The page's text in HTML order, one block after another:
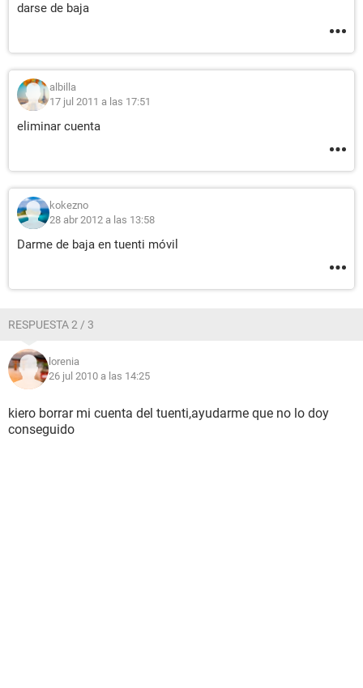
darse de baja
albilla
17 jul 2011 a las 17:51
eliminar cuenta
kokezno
28 abr 2012 a las 13:58
Darme de baja en tuenti móvil
RESPUESTA 2 / 3
lorenia
26 jul 2010 a las 14:25
kiero borrar mi cuenta del tuenti,ayudarme que no lo doy
conseguido